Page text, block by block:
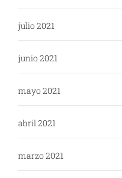
julio 2021
junio 2021
mayo 2021
abril 2021
marzo 2021